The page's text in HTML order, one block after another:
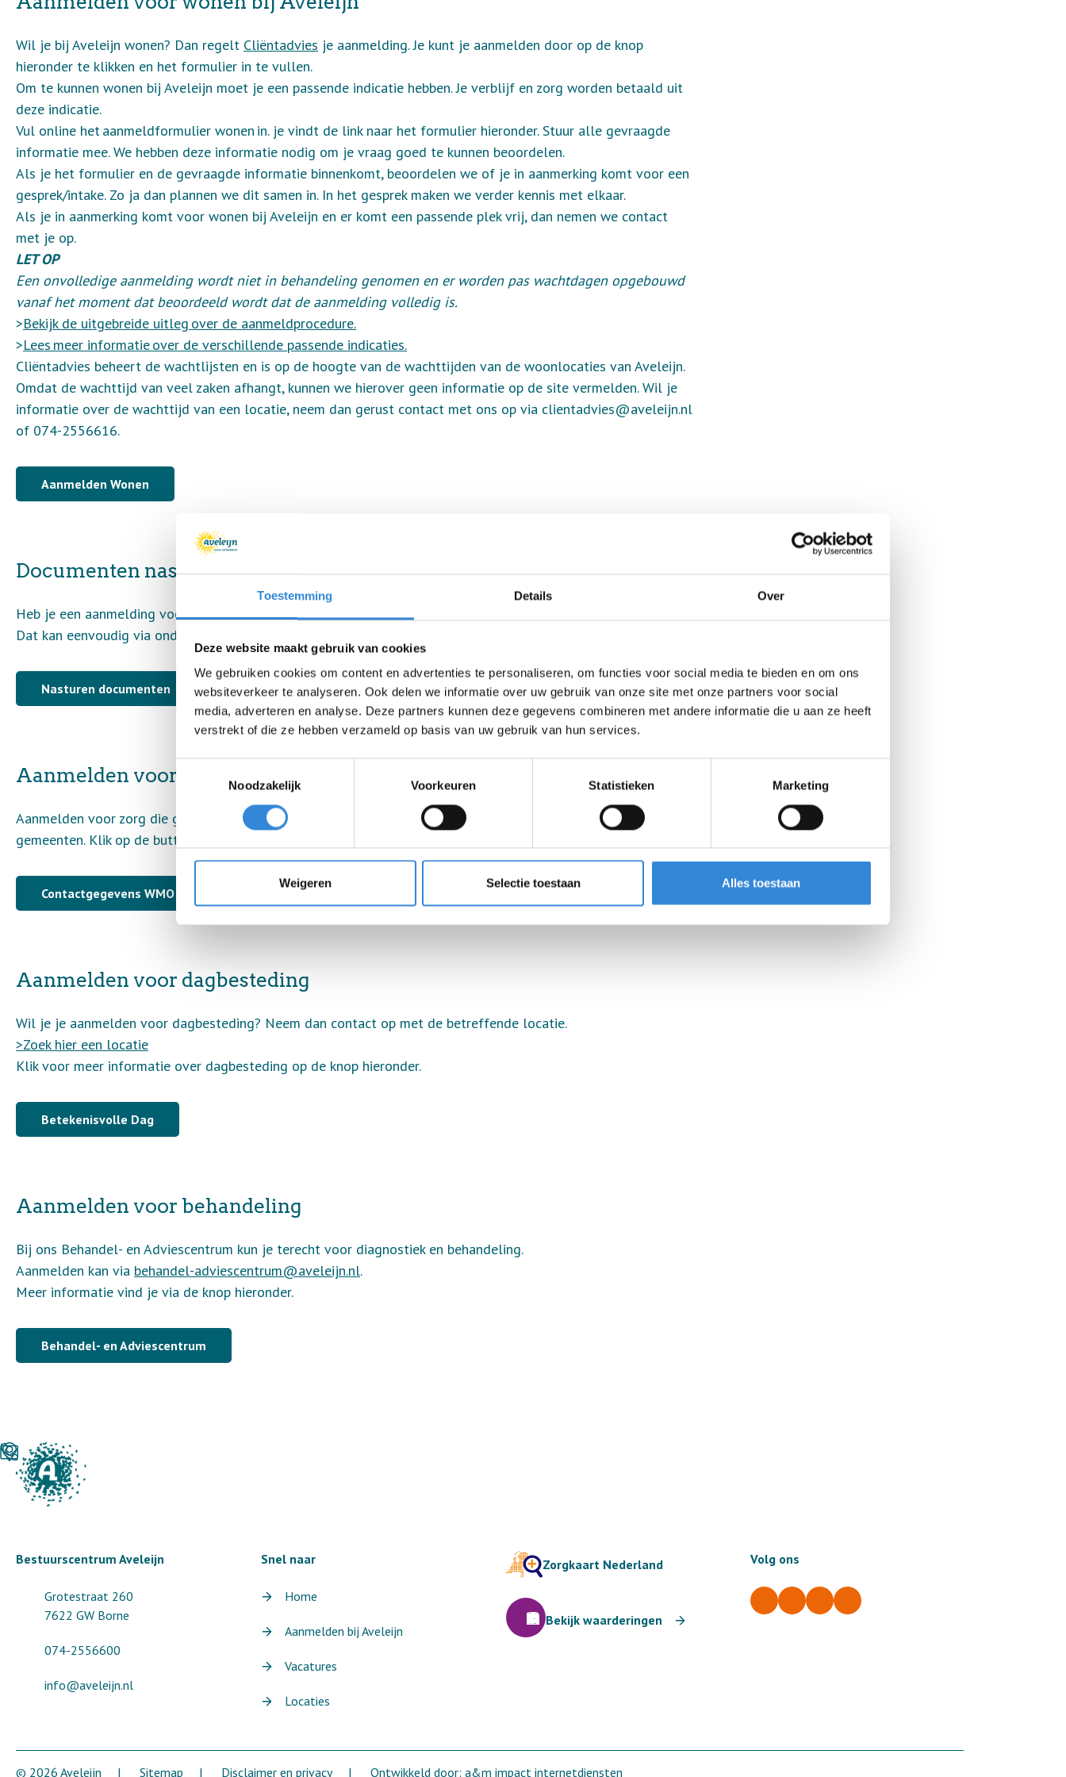
Toestemming Details Over
Deze website maakt gebruik van cookies
We gebruiken cookies om content en advertenties te personaliseren, om functies voor social media te bieden en om ons
websiteverkeer te analyseren. Ook delen we informatie over uw gebruik van onze site met onze partners voor social
media, adverteren en analyse. Deze partners kunnen deze gegevens combineren met andere informatie die u aan ze heeft
verstrekt of die ze hebben verzameld op basis van uw gebruik van hun services.
Noodzakelijk
Voorkeuren Statistieken Marketing
Weigeren Selectie toestaan Alles toestaan
Wil je bij Aveleijn wonen? Dan regelt Cliëntadvies je aanmelding. Je kunt je aanmelden door op de knop
hieronder te klikken en het formulier in te vullen.
Om te kunnen wonen bij Aveleijn moet je een passende indicatie hebben. Je verblijf en zorg worden betaald uit
deze indicatie.
Vul online het aanmeldformulier wonen in. je vindt de link naar het formulier hieronder. Stuur alle gevraagde
informatie mee. We hebben deze informatie nodig om je vraag goed te kunnen beoordelen.
Als je het formulier en de gevraagde informatie binnenkomt, beoordelen we of je in aanmerking komt voor een
gesprek/intake. Zo ja dan plannen we dit samen in. In het gesprek maken we verder kennis met elkaar.
Als je in aanmerking komt voor wonen bij Aveleijn en er komt een passende plek vrij, dan nemen we contact
met je op.
LET OP
Een onvolledige aanmelding wordt niet in behandeling genomen en er worden pas wachtdagen opgebouwd
vanaf het moment dat beoordeeld wordt dat de aanmelding volledig is.
>Bekijk de uitgebreide uitleg over de aanmeldprocedure.
>Lees meer informatie over de verschillende passende indicaties.
Cliëntadvies beheert de wachtlijsten en is op de hoogte van de wachttijden van de woonlocaties van Aveleijn.
Omdat de wachttijd van veel zaken afhangt, kunnen we hierover geen informatie op de site vermelden. Wil je
informatie over de wachttijd van een locatie, neem dan gerust contact met ons op via clientadvies@aveleijn.nl
of 074-2556616.
Aanmelden Wonen
Documenten nasturen
Heb je een aanmelding voor wonen gedaan bij Aveleijn en wil je nog documenten nasturen?
Dat kan eenvoudig via onderstaande button.
Nasturen documenten
Aanmelden voor ambulante zorg (WMO, Jeugdwet)
Aanmelden voor zorg die gefinancierd wordt uit de WMO of Jeugdwet gaat via de toegangsteams van de
gemeenten. Klik op de button hieronder voor de contactgegevens.
Contactgegevens WMO en Jeugdwet
Aanmelden voor dagbesteding
Wil je je aanmelden voor dagbesteding? Neem dan contact op met de betreffende locatie.
>Zoek hier een locatie
Klik voor meer informatie over dagbesteding op de knop hieronder.
Betekenisvolle Dag
Aanmelden voor behandeling
Bij ons Behandel- en Adviescentrum kun je terecht voor diagnostiek en behandeling.
Aanmelden kan via behandel-adviescentrum@aveleijn.nl.
Meer informatie vind je via de knop hieronder.
Behandel- en Adviescentrum
Bestuurscentrum Aveleijn
Grotestraat 260
7622 GW Borne
074-2556600
info@aveleijn.nl
Snel naar
Home
Aanmelden bij Aveleijn
Vacatures
Locaties
Zorgkaart Nederland
Bekijk waarderingen
Volg ons
© 2026 Aveleijn Sitemap Disclaimer en privacy Ontwikkeld door: a&m impact internetdiensten